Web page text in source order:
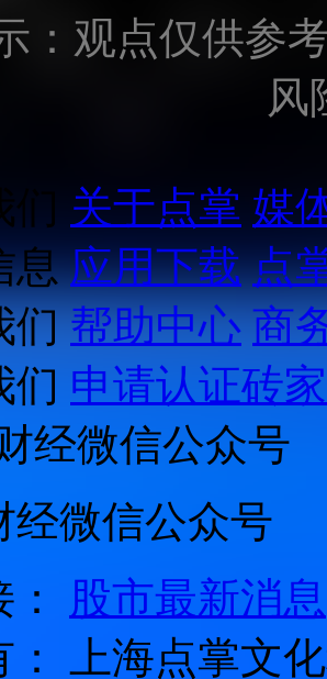
：观点仅供参
风
们 关于点掌 媒
息 应用下载 点
们 帮助中心 商
们 申请认证砖家
经微信公众号
股市最新消息
上海点掌文